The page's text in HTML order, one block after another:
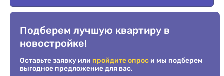
Подберем лучшую квартиру в
новостройке!
Оставьте заявку или пройдите опрос и мы подберем
выгодное предложение для вас.